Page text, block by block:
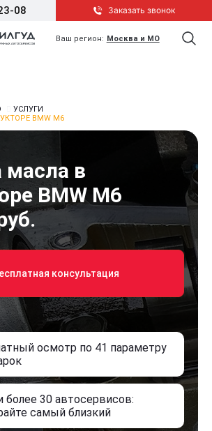
08 Заказать звонок
Ваш регион: Москва и МО
УСЛУГИ
BMW M6
масла в
BMW M6
консультация
осмотр по 41 параметру
более 30 автосервисов:
самый близкий